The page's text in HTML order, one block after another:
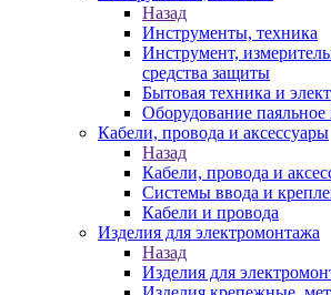
Назад
Инструменты, техника
Инструмент,
средства защиты
Бытовая техника и
Оборудование паяльное
Кабели, провода и аксессуары
Назад
Кабели, провода и
Системы ввода и
Кабели и провода
Изделия для электромонтажа
Назад
Изделия для